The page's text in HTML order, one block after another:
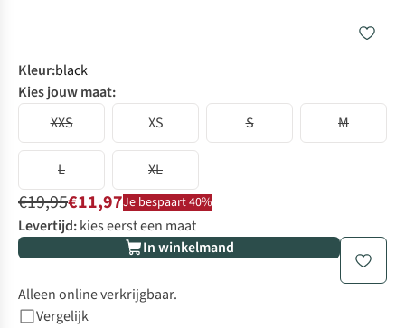
Kleur:black
Kies jouw maat:
XXS
XS S M
L XL
€19,95€11,97Je bespaart 40%
Levertijd:kies eerst een maat
In winkelmand
Alleen online verkrijgbaar.
Vergelijk